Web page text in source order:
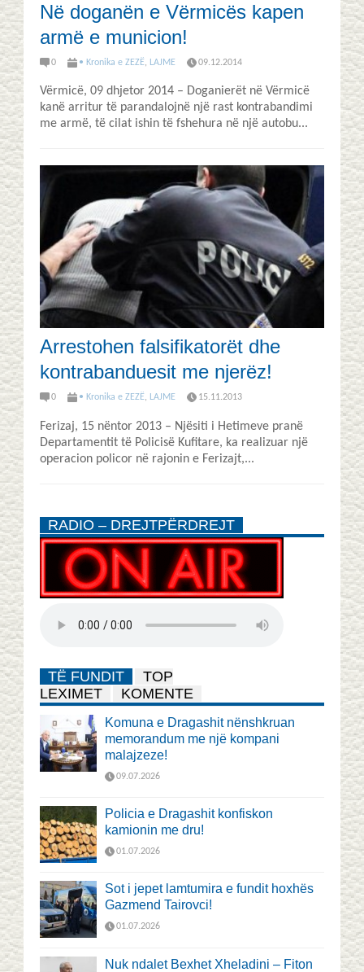
Në doganën e Vërmicës kapen
armë e municion!
0 • Kronika e ZEZË, LAJME 09.12.2014
Vërmicë, 09 dhjetor 2014 – Doganierët në Vërmicë
kanë arritur të parandalojnë një rast kontrabandimi
me armë, të cilat ishin të fshehura në një autobu...
Arrestohen falsifikatorët dhe
kontrabanduesit me njerëz!
0 • Kronika e ZEZË, LAJME 15.11.2013
Ferizaj, 15 nëntor 2013 – Njësiti i Hetimeve pranë
Departamentit të Policisë Kufitare, ka realizuar një
operacion policor në rajonin e Ferizajt,...
RADIO – DREJTPËRDREJT
TË FUNDIT
TOP
LEXIMET
KOMENTE
Komuna e Dragashit nënshkruan
memorandum me një kompani
malajzeze!
09.07.2026
Policia e Dragashit konfiskon
kamionin me dru!
01.07.2026
Sot i jepet lamtumira e fundit hoxhës
Gazmend Tairovci!
01.07.2026
Nuk ndalet Bexhet Xheladini – Fiton